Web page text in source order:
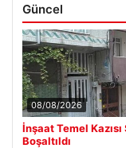
Güncel
08/08/2026
İnşaat Temel
Boşaltıldı